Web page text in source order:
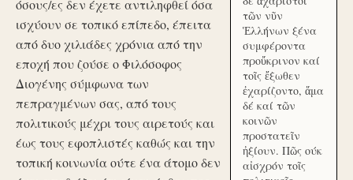
όσους/ες δεν έχετε αντιληφθεί όσα
ισχύουν σε τοπικό επίπεδο, έπειτα
από δυο χιλιάδες χρόνια από την
εποχή που ζούσε ο Φιλόσοφος
Διογένης σύμφωνα των
πεπραγμένων σας, από τους
πολιτικούς μέχρι τους αιρετούς και
έως τους εφοπλιστές καθώς και την
τοπική κοινωνία ούτε ένα άτομο δεν
τῶν νῦν
Ἑλλήνων ξένα
συμφέροντα
προὔκρινον καί
τοῖς ἔξωθεν
ἐχαρίζοντο, ἅμα
δέ καί τῶν
κοινῶν
προστατεῖν
ἠξίουν. Πῶς ούκ
αἰσχρόν τοῖς